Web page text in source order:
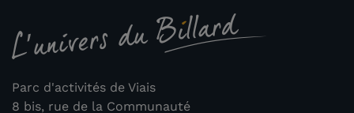
Parc d'activités de Viais
8 bis, rue de la Communauté